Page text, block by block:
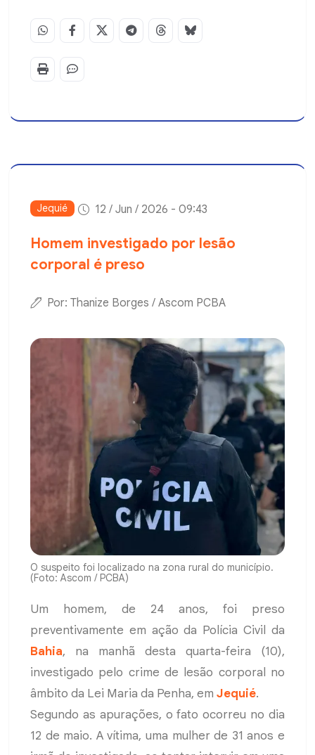
Jequié 12 / Jun / 2026 - 09:43
Homem investigado por lesão
corporal é preso
Por: Thanize Borges / Ascom PCBA
O suspeito foi localizado na zona rural do município.
(Foto: Ascom / PCBA)
Um homem, de 24 anos, foi preso
preventivamente em ação da Polícia Civil da
Bahia, na manhã desta quarta-feira (10),
investigado pelo crime de lesão corporal no
âmbito da Lei Maria da Penha, em Jequié.
Segundo as apurações, o fato ocorreu no dia
12 de maio. A vítima, uma mulher de 31 anos e